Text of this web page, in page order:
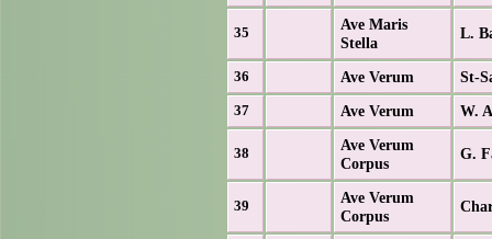
35
Ave Maris
Stella
L.
36 Ave Verum St-
37 Ave Verum W.
38
Ave Verum
Corpus
G.
39
Ave Verum
Corpus